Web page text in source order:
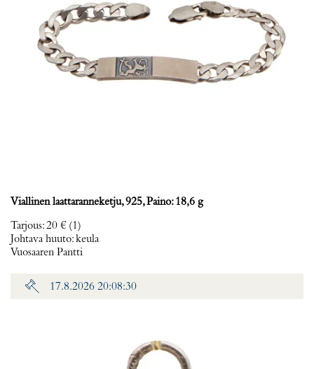
Viallinen laattaranneketju, 925, Paino: 18,6 g
Tarjous:20 € (1)
Johtava huuto:keula
Vuosaaren Pantti
17.8.2026 20:08:30